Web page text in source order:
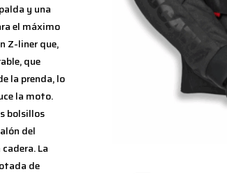
y una
el máximo
Z-liner que,
que
la prenda, lo
la moto.
bolsillos
del
La
de